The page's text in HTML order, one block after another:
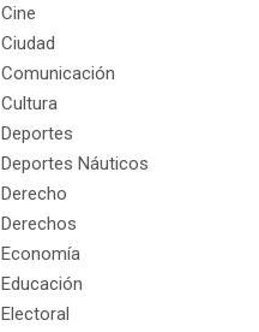
Cine
Ciudad
Comunicación
Cultura
Deportes
Deportes Náuticos
Derecho
Derechos
Economía
Educación
Electoral